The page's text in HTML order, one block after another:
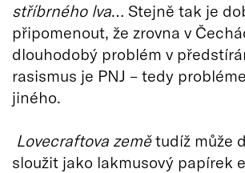
stříbrného lva… Stejně tak je
připomenout, že zrovna v
dlouhodobý problém v
rasismus je PNJ – tedy
jiného.
Lovecraftova zemětudíž může
sloužit jako lakmusový papírek